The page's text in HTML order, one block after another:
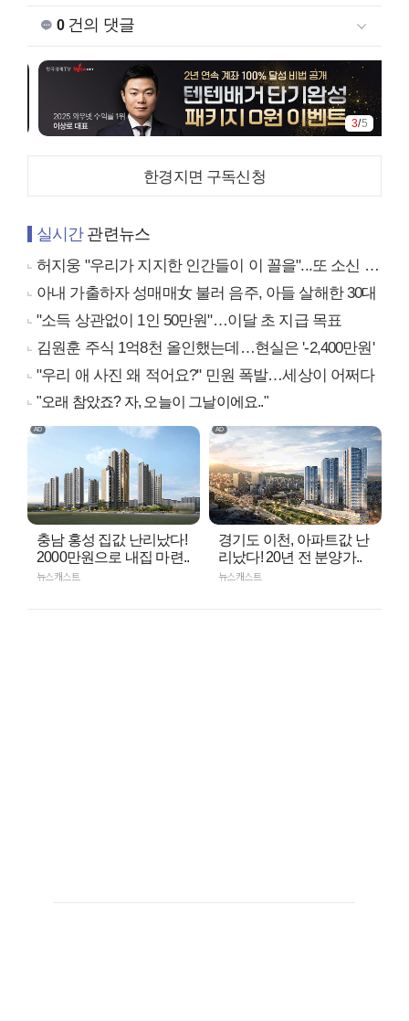
0건의 댓글
3/5
한경지면 구독신청
실시간관련뉴스
허지웅 "우리가 지지한 인간들이 이 꼴을"...또 소신 발언
아내 가출하자 성매매女 불러 음주, 아들 살해한 30대
"소득 상관없이 1인 50만원"…이달 초 지급 목표
김원훈 주식 1억8천 올인했는데…현실은 '-2,400만원'
"우리 애 사진 왜 적어요?" 민원 폭발…세상이 어쩌다
"오래 참았죠? 자, 오늘이 그날이에요.."
충남 홍성 집값 난리났다!
2000만원으로 내집 마련..
뉴스캐스트
경기도 이천, 아파트값 난
리났다! 20년 전 분양가..
뉴스캐스트